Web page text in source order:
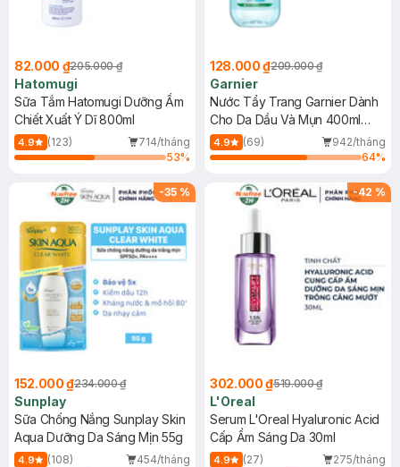
82.000 ₫205.000 ₫
Hatomugi
Sữa Tắm Hatomugi Dưỡng Ẩm
Chiết Xuất Ý Dĩ 800ml
4.9 (123)
714/tháng
53%
128.000 ₫209.000 ₫
Garnier
Nước Tẩy Trang Garnier Dành
Cho Da Dầu Và Mụn 400ml
(Mới)
4.9 (69)
942/tháng
64%
-35 %
152.000 ₫234.000 ₫
Sunplay
Sữa Chống Nắng Sunplay Skin
Aqua Dưỡng Da Sáng Mịn 55g
4.9 (108)
454/tháng
-42 %
302.000 ₫519.000 ₫
L'Oreal
Serum L'Oreal Hyaluronic Acid
Cấp Ẩm Sáng Da 30ml
4.9 (27)
275/tháng